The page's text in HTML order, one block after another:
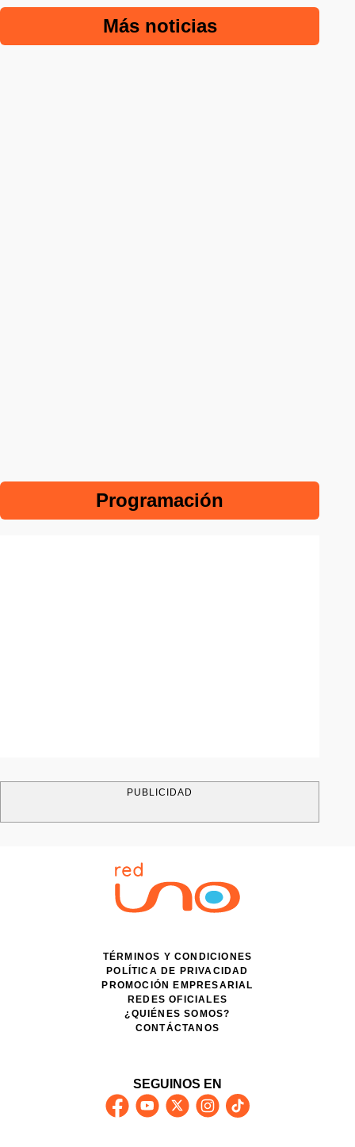
Más noticias
Programación
PUBLICIDAD
TÉRMINOS Y CONDICIONES
POLÍTICA DE PRIVACIDAD
PROMOCIÓN EMPRESARIAL
REDES OFICIALES
¿QUIÉNES SOMOS?
CONTÁCTANOS
SEGUINOS EN